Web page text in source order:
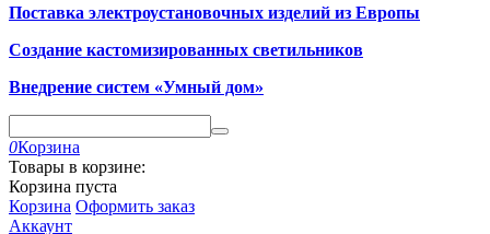
Поставка электроустановочных изделий из Европы
Создание кастомизированных светильников
Внедрение систем «Умный дом»
0Корзина
Товары в корзине:
Корзина пуста
Корзина Оформить заказ
Аккаунт